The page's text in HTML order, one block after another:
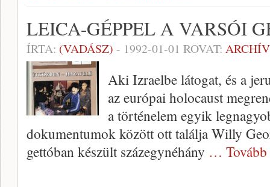
LEICA-GÉPPEL A VARSÓI
ÍRTA: (VADÁSZ) - 1992-01-01 ROVAT:
Aki Izraelbe látogat, és a
az európai holocaust
a történelem egyik
dokumentu­mok között ott találja Willy
gettóban készült százegynéhány …